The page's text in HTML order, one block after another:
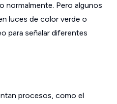
normalmente. Pero algunos
luces de color verde o
para señalar diferentes
procesos, como el